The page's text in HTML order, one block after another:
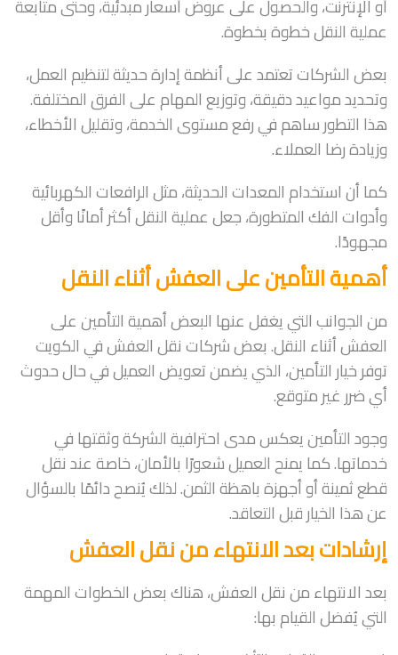
أو الإنترنت، والحصول على عروض أسعار مبدئية، وحتى متابعة
عملية النقل خطوة بخطوة.
بعض الشركات تعتمد على أنظمة إدارة حديثة لتنظيم العمل،
وتحديد مواعيد دقيقة، وتوزيع المهام على الفرق المختلفة.
هذا التطور ساهم في رفع مستوى الخدمة، وتقليل الأخطاء،
وزيادة رضا العملاء.
كما أن استخدام المعدات الحديثة، مثل الرافعات الكهربائية
وأدوات الفك المتطورة، جعل عملية النقل أكثر أمانًا وأقل
مجهودًا.
أهمية التأمين على العفش أثناء النقل
من الجوانب التي يغفل عنها البعض أهمية التأمين على
العفش أثناء النقل. بعض شركات نقل العفش في الكويت
توفر خيار التأمين، الذي يضمن تعويض العميل في حال حدوث
أي ضرر غير متوقع.
وجود التأمين يعكس مدى احترافية الشركة وثقتها في
خدماتها. كما يمنح العميل شعورًا بالأمان، خاصة عند نقل
قطع ثمينة أو أجهزة باهظة الثمن. لذلك يُنصح دائمًا بالسؤال
عن هذا الخيار قبل التعاقد.
إرشادات بعد الانتهاء من نقل العفش
بعد الانتهاء من نقل العفش، هناك بعض الخطوات المهمة
التي يُفضل القيام بها: